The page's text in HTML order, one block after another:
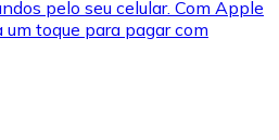
pelo seu celular. Com Apple
um toque para pagar com